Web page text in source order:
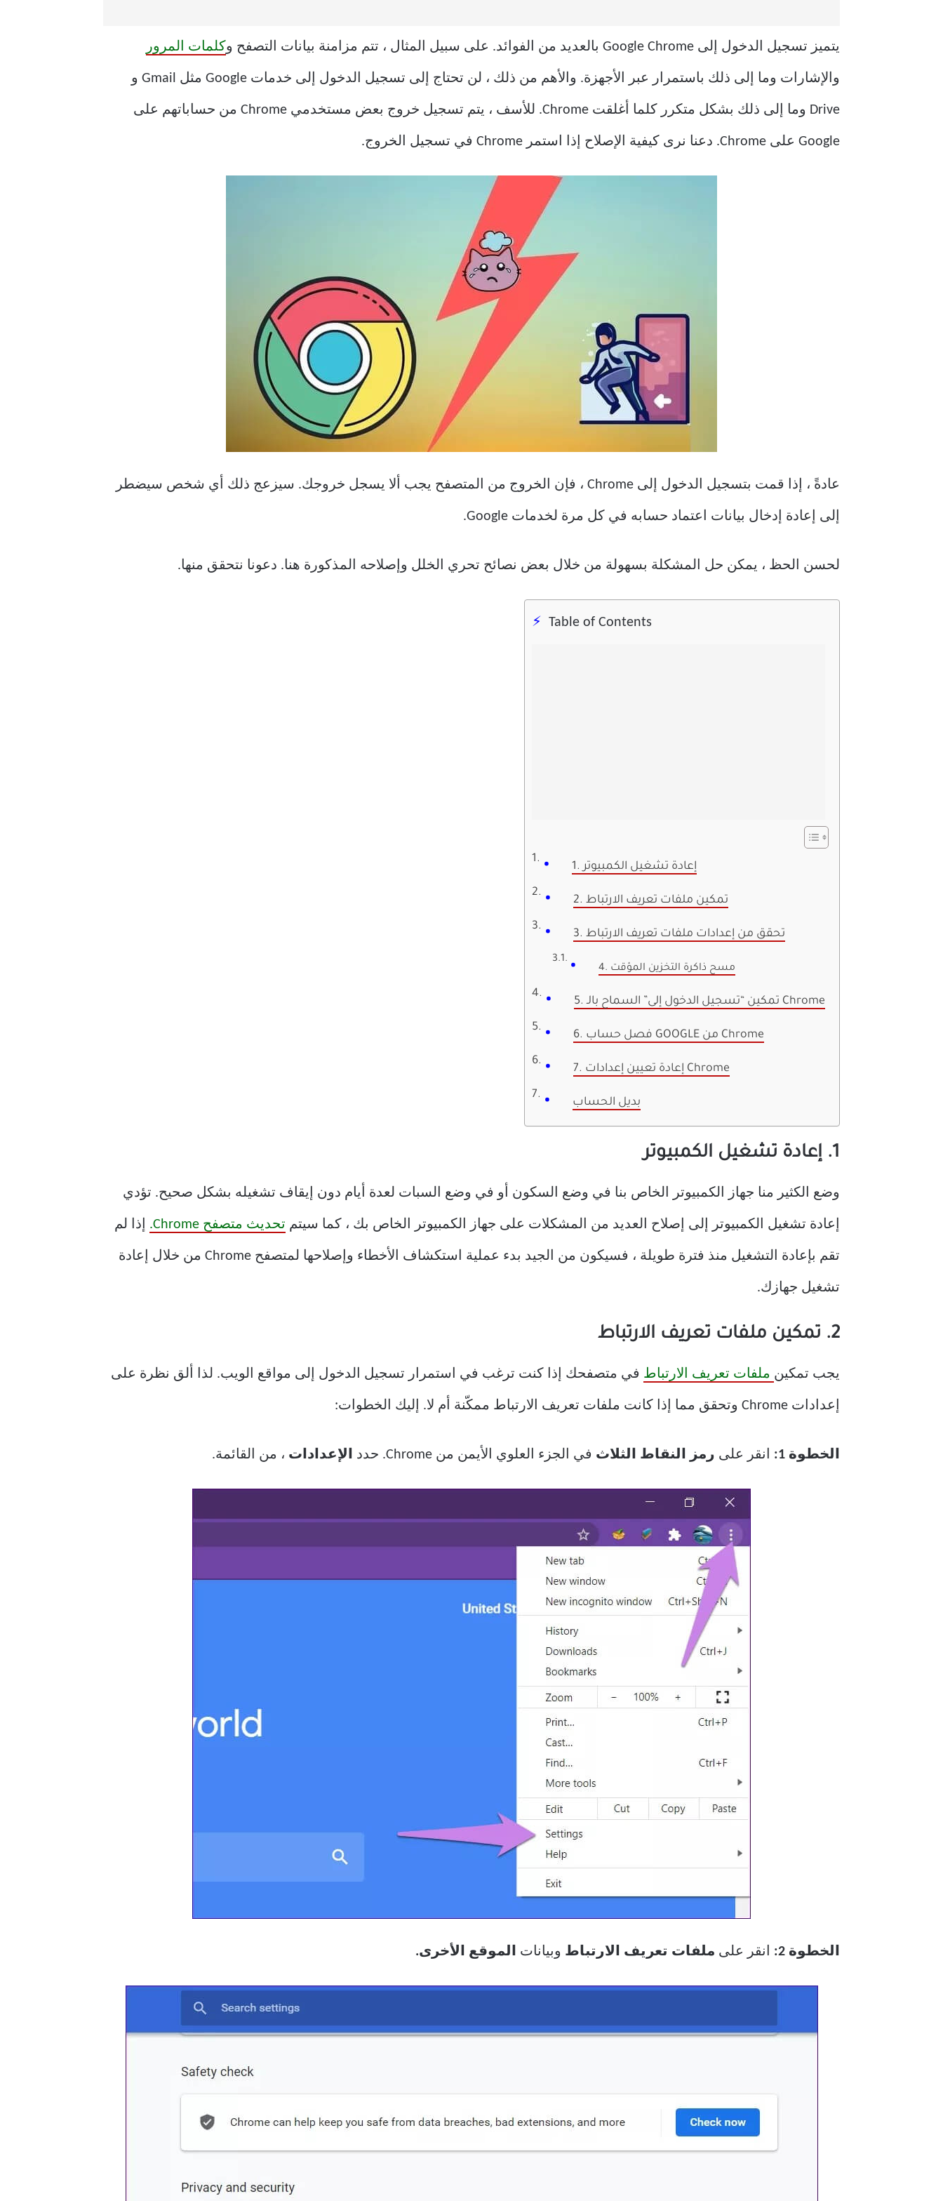
يتميز تسجيل الدخول إلى Google Chrome بالعديد من الفوائد. على سبيل المثال ، تتم مزامنة بيانات التصفح و كلمات المرور
والإشارات وما إلى ذلك باستمرار عبر الأجهزة. والأهم من ذلك ، لن تحتاج إلى تسجيل الدخول إلى خدمات Google مثل Gmail و
Drive وما إلى ذلك بشكل متكرر كلما أغلقت Chrome. للأسف ، يتم تسجيل خروج بعض مستخدمي Chrome من حساباتهم على
Google على Chrome. دعنا نرى كيفية الإصلاح إذا استمر Chrome في تسجيل الخروج.
عادةً ، إذا قمت بتسجيل الدخول إلى Chrome ، فإن الخروج من المتصفح يجب ألا يسجل خروجك. سيزعج ذلك أي شخص سيضطر
إلى إعادة إدخال بيانات اعتماد حسابه في كل مرة لخدمات Google.
لحسن الحظ ، يمكن حل المشكلة بسهولة من خلال بعض نصائح تحري الخلل وإصلاحه المذكورة هنا. دعونا نتحقق منها.
Table of Contents
1. إعادة تشغيل الكمبيوتر
2. تمكين ملفات تعريف الارتباط
3. تحقق من إعدادات ملفات تعريف الارتباط
4. مسح ذاكرة التخزين المؤقت
5. تمكين “تسجيل الدخول إلى” السماح بالـ Chrome
6. فصل حساب GOOGLE من Chrome
7. إعادة تعيين إعدادات Chrome
بديل الحساب
1. إعادة تشغيل الكمبيوتر
وضع الكثير منا جهاز الكمبيوتر الخاص بنا في وضع السكون أو في وضع السبات لعدة أيام دون إيقاف تشغيله بشكل صحيح. تؤدي
إعادة تشغيل الكمبيوتر إلى إصلاح العديد من المشكلات على جهاز الكمبيوتر الخاص بك ، كما سيتم تحديث متصفح Chrome. إذا لم
تقم بإعادة التشغيل منذ فترة طويلة ، فسيكون من الجيد بدء عملية استكشاف الأخطاء وإصلاحها لمتصفح Chrome من خلال إعادة
تشغيل جهازك.
2. تمكين ملفات تعريف الارتباط
يجب تمكين ملفات تعريف الارتباط في متصفحك إذا كنت ترغب في استمرار تسجيل الدخول إلى مواقع الويب. لذا ألق نظرة على
إعدادات Chrome وتحقق مما إذا كانت ملفات تعريف الارتباط ممكّنة أم لا. إليك الخطوات:
الخطوة 1: انقر على رمز النقاط الثلاث في الجزء العلوي الأيمن من Chrome. حدد الإعدادات ، من القائمة.
الخطوة 2: انقر على ملفات تعريف الارتباط وبيانات الموقع الأخرى.